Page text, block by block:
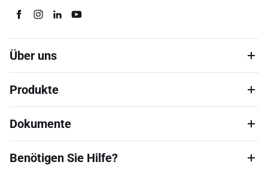
Über uns
Produkte
Dokumente
Benötigen Sie Hilfe?